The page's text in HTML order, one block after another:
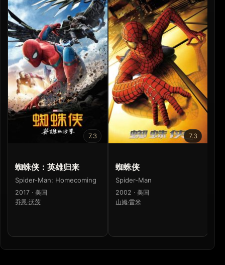
7.3
蜘蛛侠：英雄归来
Spider-Man: Homecoming
2017 · 美国
乔恩·沃茨
7.3
蜘蛛侠
Spider-Man
2002 · 美国
山姆·雷米